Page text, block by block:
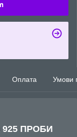
Оплата Умови
925 ПРОБИ